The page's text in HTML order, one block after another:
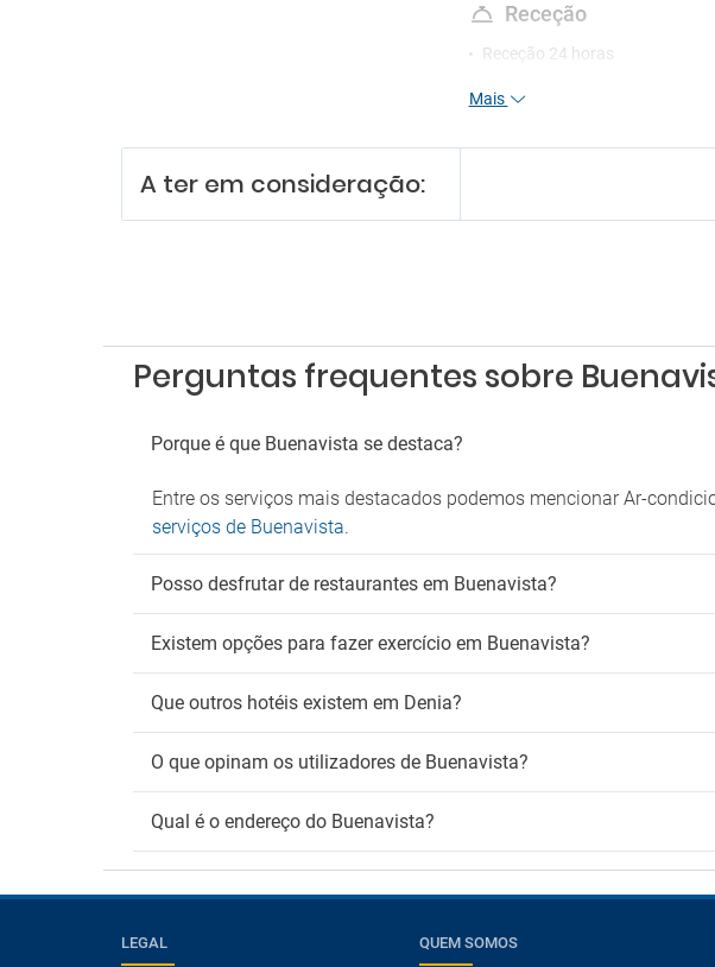
Receção
Receção 24 horas
Entretenimento
Mais
A ter em consideração:
Perguntas frequentes sobre
Porque é que Buenavista se destaca?
Entre os serviços mais destacados podemos mencionar Ar-
serviços de Buenavista.
Posso desfrutar de restaurantes em Buenavista?
Existem opções para fazer exercício em Buenavista?
Que outros hotéis existem em Denia?
O que opinam os utilizadores de Buenavista?
Qual é o endereço do Buenavista?
LEGAL QUEM SOMOS